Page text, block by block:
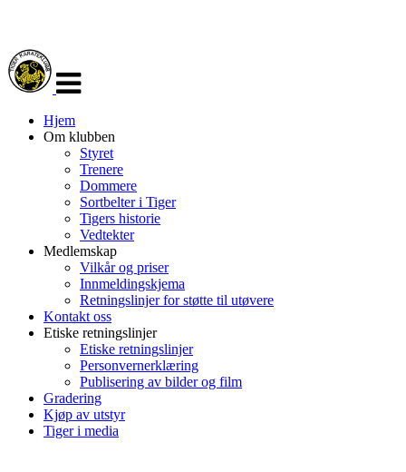
navigasjon
Hjem
Om klubben
Styret
Trenere
Dommere
Sortbelter i Tiger
Tigers historie
Vedtekter
Medlemskap
Vilkår og priser
Innmeldingskjema
Retningslinjer for støtte til utøvere
Kontakt oss
Etiske retningslinjer
Etiske retningslinjer
Personvernerklæring
Publisering av bilder og film
Gradering
Kjøp av utstyr
Tiger i media